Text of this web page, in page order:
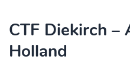
CTF Diekirch –
Holland